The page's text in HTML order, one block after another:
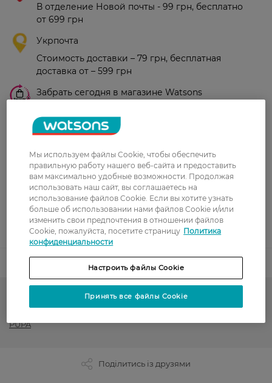
В отделение Новой почты - 99 грн, бесплатно
от 699 грн
Укрпочта
Стоимость доставки – 79 грн, бесплатная
доставка от – 599 грн
Забрать сегодня в магазине Watsons
Показать больше
Оплата
Оплата картой
Послеоплата
Показать больше
PUPA
Поділитись із друзями
Мы используем файлы Cookie, чтобы обеспечить
правильную работу нашего веб-сайта и предоставить
вам максимально удобные возможности. Продолжая
использовать наш сайт, вы соглашаетесь на
использование файлов Cookie. Если вы хотите узнать
больше об использовании нами файлов Cookie и/или
изменить свои предпочтения в отношении файлов
Cookie, пожалуйста, посетите страницу Политика
конфиденциальности
Настроить файлы Cookie
Принять все файлы Cookie